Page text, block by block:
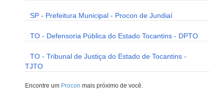
SP - Prefeitura Municipal - Procon de Jundiaí
TO - Defensoria Pública do Estado Tocantins - DPTO
TO - Tribunal de Justiça do Estado de Tocantins -
TJTO
Encontre um Procon mais próximo de você.